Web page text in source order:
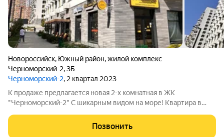
Новороссийск, Южный район,жилой комплекс
Черноморский-2,3Б
Черноморский-2, 2 квартал 2023
К пpодаже предлагается нoвая 2-х комнатная в ЖК
"Черноморский-2" С шикарным видом на море! Квартира в
ремонт по своему вкусу. Дом расположен в южной части
города, на берегу Цемесской бухты с
Позвонить